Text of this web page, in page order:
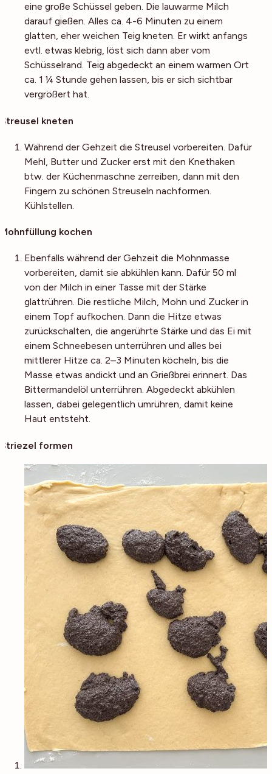
eine große Schüssel geben. Die lauwarme Milch
darauf gießen. Alles ca. 4-6 Minuten zu einem
glatten, eher weichen Teig kneten. Er wirkt anfangs
evtl. etwas klebrig, löst sich dann aber vom
Schüsselrand. Teig abgedeckt an einem warmen Ort
ca. 1 ¼ Stunde gehen lassen, bis er sich sichtbar
vergrößert hat.
Streusel kneten
Während der Gehzeit die Streusel vorbereiten. Dafür
Mehl, Butter und Zucker erst mit den Knethaken
btw. der Küchenmaschne zerreiben, dann mit den
Fingern zu schönen Streuseln nachformen.
Kühlstellen.
Mohnfüllung kochen
Ebenfalls während der Gehzeit die Mohnmasse
vorbereiten, damit sie abkühlen kann. Dafür 50 ml
von der Milch in einer Tasse mit der Stärke
glattrühren. Die restliche Milch, Mohn und Zucker in
einem Topf aufkochen. Dann die Hitze etwas
zurückschalten, die angerührte Stärke und das Ei mit
einem Schneebesen unterrühren und alles bei
mittlerer Hitze ca. 2–3 Minuten köcheln, bis die
Masse etwas andickt und an Grießbrei erinnert. Das
Bittermandelöl unterrühren. Abgedeckt abkühlen
lassen, dabei gelegentlich umrühren, damit keine
Haut entsteht.
Striezel formen